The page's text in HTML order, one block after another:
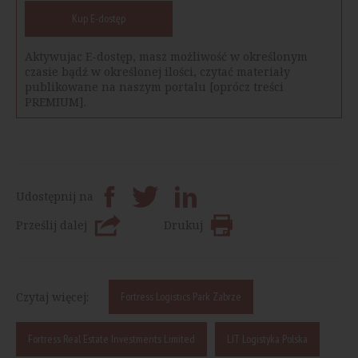
Kup E-dostęp
Aktywujac E-dostęp, masz możliwość w określonym
czasie bądź w określonej ilości, czytać materiały
publikowane na naszym portalu [oprócz treści
PREMIUM].
Udostępnij na
Prześlij dalej
Drukuj
Czytaj więcej: Fortress Logistics Park Zabrze
Fortress Real Estate Investments Limited LIT Logistyka Polska